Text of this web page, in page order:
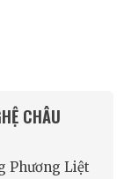
CHÂU
Phương Liệt